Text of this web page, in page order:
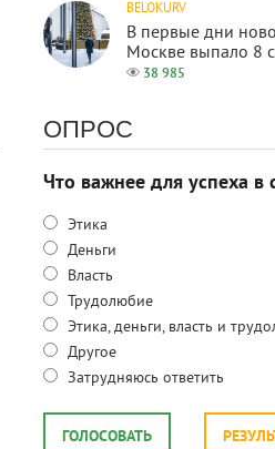
BELOKURV
В первые дни
Москве выпало 8
38 985
ОПРОС
Что важнее для успеха в
Этика
Деньги
Власть
Трудолюбие
Этика, деньги, власть и
Другое
Затрудняюсь ответить
ГОЛОСОВАТЬ